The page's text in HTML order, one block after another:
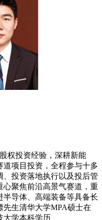
权投资经验，深耕新能
道项目投资，全程参与十多
、投资落地执行以及投后管
心聚焦前沿高景气赛道，重
半导体、高端装备等具备长
生清华大学MPA硕士在
大学本科学历